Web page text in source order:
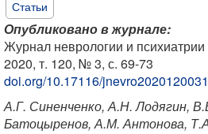
Статьи
Опубликовано в журнале:
Журнал неврологии и
2020, т. 120, № 3, с. 69-73
doi.org/10.17116/
А.Г. Синенченко, А.Н. Лодягин,
Батоцыренов, А.М. Антонова,